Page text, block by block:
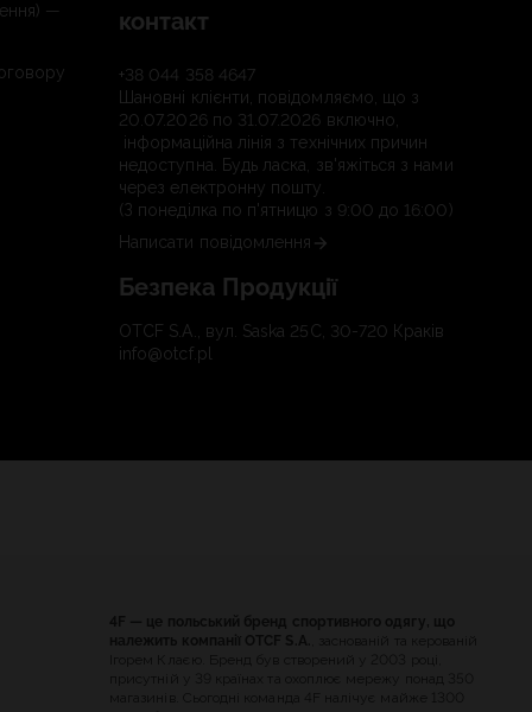
—
контакт
+38 044 358 4647
Шановні клієнти, повідомляємо, що з
20.07.2026 по 31.07.2026 включно,
інформаційна лінія з технічних причин
недоступна. Будь ласка, зв'яжіться з нами
через електронну пошту.
(З понеділка по п'ятницю з 9:00 до 16:00)
Написати повідомлення
Безпека Продукції
OTCF S.A., вул. Saska 25C, 30-720 Краків
info@otcf.pl